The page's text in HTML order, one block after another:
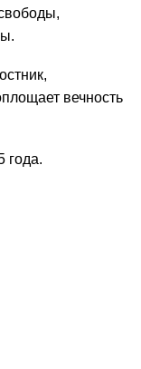
вечность
года.